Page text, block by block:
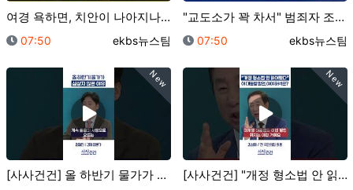
여경 욕하면, 치안이 나아지나요? (바뀐 체력검사 직접…
등록일
07:50 등록자
ekbs뉴스팀
"교도소가 꽉 차서" 범죄자 조기 석방하는 영국? ..…
등록일
07:50 등록자
ekbs뉴스팀
New
[사사건건] 올 하반기 물가가 심상치 않은 이유 (정철…
New
[사사건건] "개정 형소법 안 읽어봤다" 이 대통령 발…